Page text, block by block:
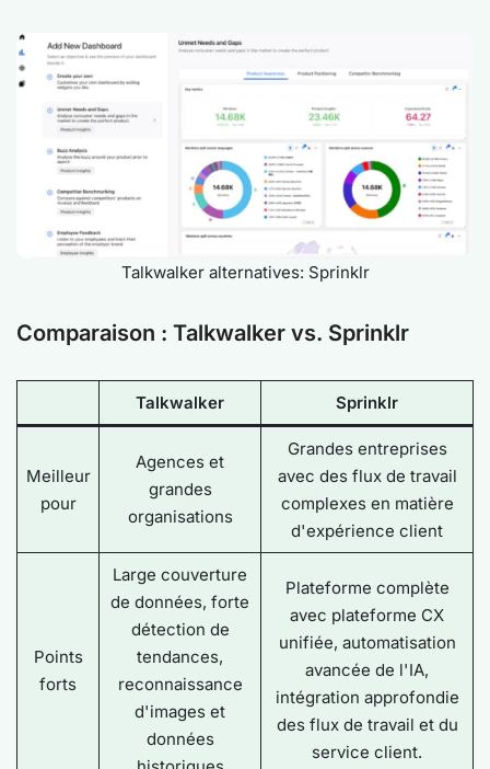
Talkwalker alternatives: Sprinklr
Comparaison : Talkwalker vs. Sprinklr
Talkwalker Sprinklr
Meilleur
pour
Agences et
grandes
organisations
Grandes entreprises
avec des flux de travail
complexes en matière
d'expérience client
Points
forts
Large couverture
de données, forte
détection de
tendances,
reconnaissance
d'images et
données
Plateforme complète
avec plateforme CX
unifiée, automatisation
avancée de l'IA,
intégration approfondie
des flux de travail et du
service client.